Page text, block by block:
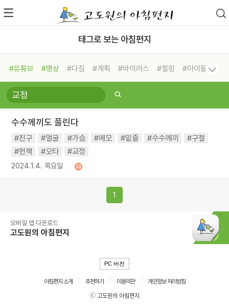
태그로 보는 아침편지
#유튜브 #명상 #다짐 #계획 #바이러스 #힐링
#아이들
#비전캠프
#독서캠프 #삶
#희망
#나눔 #친구 #링컨학교
#독서
#건강 #면역력
수수께끼도 풀린다
#친구 #얼굴 #가슴 #메모 #밑줄 #수수께끼
#구절
#헌책
#오타 #교정
2024.1.4. 목요일
1
모바일 앱 다운로드
고도원의 아침편지
PC 버전
아침편지 소개 추천하기 이용약관
개인정보 처리방침
ⓒ 고도원의 아침편지